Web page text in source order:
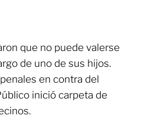
que no puede valerse
de uno de sus hijos.
en contra del
inició carpeta de